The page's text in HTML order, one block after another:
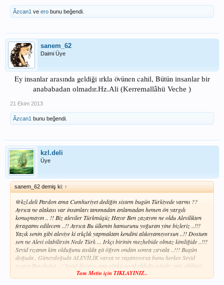
Ãzcan1 ve ero bunu beğendi.
sanem_62
Daimi Üye
Ey insanlar arasında geldiği ırkla övünen cahil, Bütüninsanlar bir
anababadan olmadır.Hz.Ali (Kerremallâhü Veche )
21 Ekim 2013
Ãzcan1 bunu beğendi.
kzl.deli
Üye
sanem_62 demiş ki: ↑
@kzl.deli Pardon ama Cumhuriyet dediğin sistem bugün Türkiyede varmı ??
Ayrıca ne alakası var insanları tanımadan anlamadan hemen ön yargılı
konuşmayın .. !! Biz aleviler Türkmüşüz Hayır Ben zazayım ne oldu Alevilikten
feragatmı edilecem ..!! Ayrıca Bu ülkenin hamurunu yoğuran yine bizleriz ..!!!
Yazık senin gibi aleviye ki ırkçlık yapmaktan kendini alıkoyamıyorsun ..!! Dostum
sen ne Alevi olabilirsin Nede Türk ... Irkçı birinin mezhebide olmaz kimliğide ..!!!
Seyid rızanın kim olduğunu asılda git öğren ondan sonra zırvala ..!!! Bugün
doğuda , Güneydoğuda ALEVİLİK varsa ve yaşanıyorsa bunu herkes Seyid
rızaya Borçludur ..! Seyid diyoruz ona çünkü seyid olduğu içindir yani ehlibeyt
ten geldiği içindir ..!! Yani senden benden çok fazla ALEVİDİR KENDİSİ ..!!!
Tam Metin için TIKLAYINIZ..